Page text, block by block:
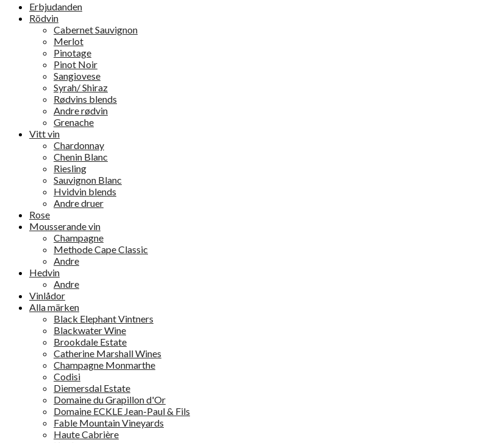
Erbjudanden
Rödvin
Cabernet Sauvignon
Merlot
Pinotage
Pinot Noir
Sangiovese
Syrah/ Shiraz
Rødvins blends
Andre rødvin
Grenache
Vitt vin
Chardonnay
Chenin Blanc
Riesling
Sauvignon Blanc
Hvidvin blends
Andre druer
Rose
Mousserande vin
Champagne
Methode Cape Classic
Andre
Hedvin
Andre
Vinlådor
Alla märken
Black Elephant Vintners
Blackwater Wine
Brookdale Estate
Catherine Marshall Wines
Champagne Monmarthe
Codisi
Diemersdal Estate
Domaine du Grapillon d'Or
Domaine ECKLE Jean-Paul & Fils
Fable Mountain Vineyards
Haute Cabrière